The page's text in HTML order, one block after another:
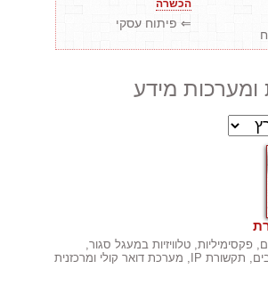
הכשרה
⇐ פיתוח עסקי
מידע
פקסימיליות, טלוויזיות במעגל סגור,
תשתית למחשבים, תקשורת IP, מערכת דואר קולי ומרכזנית